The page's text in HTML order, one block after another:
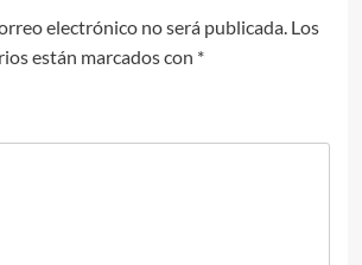
electrónico no será publicada. Los
están marcados con *